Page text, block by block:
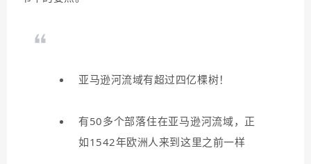
亚马逊河流域有超过四亿棵树！
有50多个部落住在亚马逊河流域，正
如1542年欧洲人来到这里之前一样